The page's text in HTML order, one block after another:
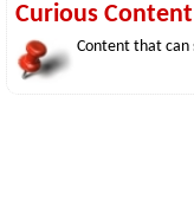
Curious Content
Content that can